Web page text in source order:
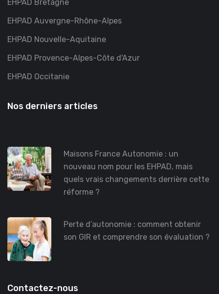
EHPAD Bretagne
EHPAD Auvergne-Rhône-Alpes
EHPAD Nouvelle-Aquitaine
EHPAD Provence-Alpes-Côte d'Azur
EHPAD Occitanie
Nos derniers articles
Maisons France Autonomie : un
nouveau nom pour les EHPAD, mais
quels vrais changements derrière cette
réforme ?
Perte d’autonomie : comment obtenir
son GIR et comprendre son évaluation ?
Contactez-nous